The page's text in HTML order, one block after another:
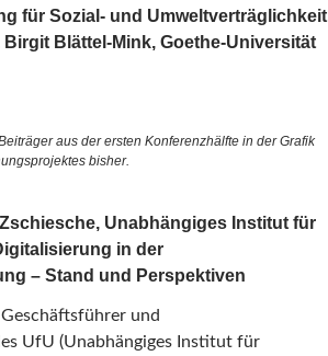
für Sozial- und Umweltverträglichkeit
Birgit Blättel-Mink, Goethe-Universität
aus der ersten Konferenzhälfte in der Grafik
bisher.
Unabhängiges Institut für
in der
– Stand und Perspektiven
und
UfU (Unabhängiges Institut für